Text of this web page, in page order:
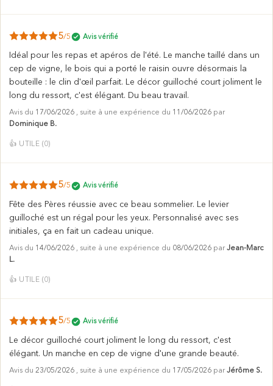
5/5 Avis vérifié
Idéal pour les repas et apéros de l'été. Le manche taillé dans un
cep de vigne, le bois qui a porté le raisin ouvre désormais la
bouteille : le clin d'œil parfait. Le décor guilloché court joliment le
long du ressort, c'est élégant. Du beau travail.
Avis du 17/06/2026 , suite à une expérience du 11/06/2026 par
Dominique B.
👍 UTILE (0)
5/5 Avis vérifié
Fête des Pères réussie avec ce beau sommelier. Le levier
guilloché est un régal pour les yeux. Personnalisé avec ses
initiales, ça en fait un cadeau unique.
Avis du 14/06/2026 , suite à une expérience du 08/06/2026 par Jean-Marc
L.
👍 UTILE (0)
5/5 Avis vérifié
Le décor guilloché court joliment le long du ressort, c'est
élégant. Un manche en cep de vigne d'une grande beauté.
Avis du 23/05/2026 , suite à une expérience du 17/05/2026 par Jérôme S.